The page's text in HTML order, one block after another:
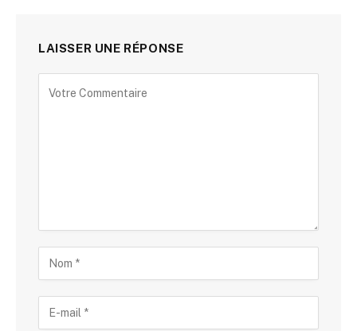
LAISSER UNE RÉPONSE